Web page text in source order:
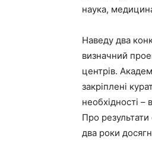
наука,
Наведу два
визначний
центрів.
закріплені
необхідності
Про результати
два роки